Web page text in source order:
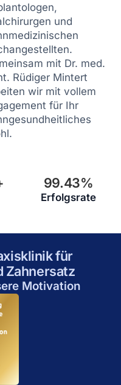
und
mit Dr. med.
Rüdiger Mintert
wir mit vollem
für Ihr
Erfolgsrate
99.43%
für
Zahnersatz
Motivation